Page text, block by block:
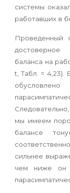
системы
работавших в
Проведенный
достоверное
баланса на
t, Табл. = 4,23).
мы имеем
балансе
сильнее
чем ниже он